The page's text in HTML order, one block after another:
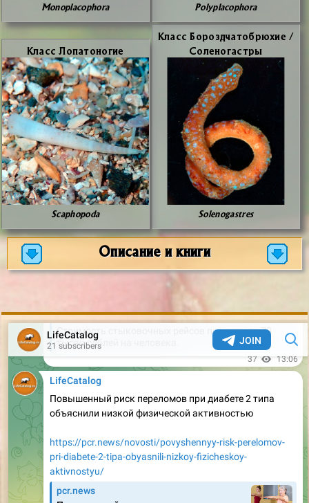
Monoplacophora Polyplacophora
Класс Ло­па­то­но­гие
Scaphopoda
Класс Бо­розд­ча­то­брю­хие /
Со­ле­но­га­стры
Solenogastres
Описание и книги